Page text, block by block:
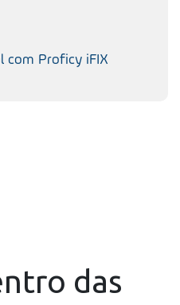
com Proficy iFIX
das